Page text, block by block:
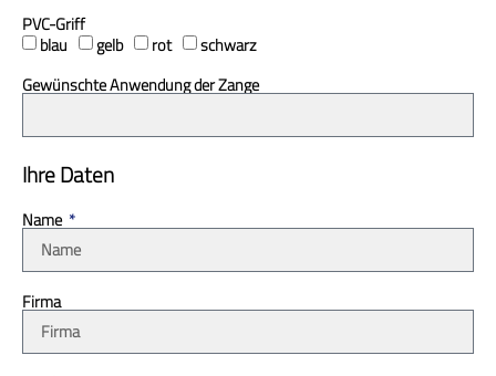
PVC-Griff
blau gelb rot
schwarz
Gewünschte Anwendung der Zange
Ihre Daten
Name
Firma